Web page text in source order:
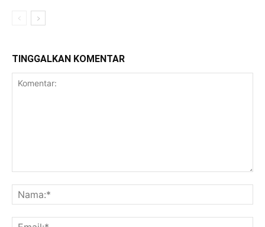
TINGGALKAN KOMENTAR